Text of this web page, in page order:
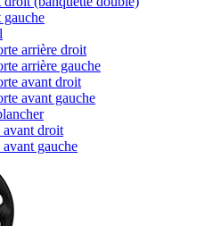
gauche
arrière droit
arrière gauche
avant droit
avant gauche
droit
gauche